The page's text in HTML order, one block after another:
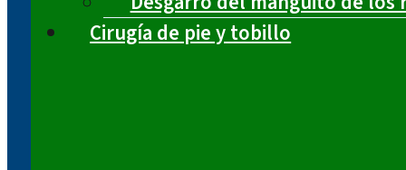
Cirugía de pie y tobillo